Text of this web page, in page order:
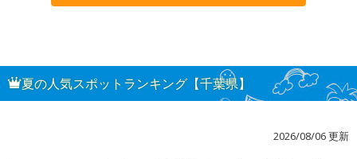
夏の人気スポットランキング【千葉県】
2026/08/06 更新